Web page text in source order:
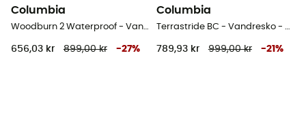
Columbia
Woodburn 2 Waterproof - Vandresko Herrer
656,03 kr 899,00 kr -27%
Columbia
Terrastride BC - Vandresko - Damer
789,93 kr 999,00 kr -21 %